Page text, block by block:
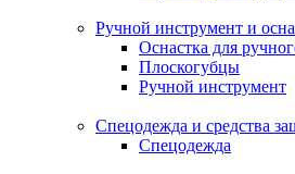
Ручной инструмент и
Оснастка для
Плоскогубцы
Ручной инструмент
Спецодежда и средства
Спецодежда